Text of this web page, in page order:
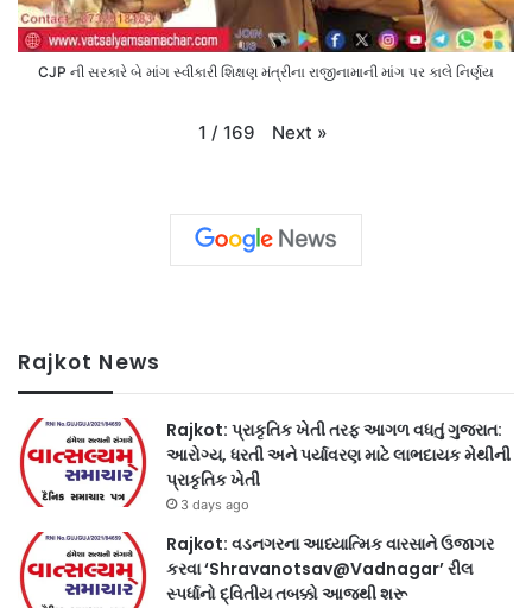
CJP ની સરકારે બે માંગ સ્વીકારી શિક્ષણ મંત્રીના રાજીનામાની માંગ પર કાલે નિર્ણય
1 / 169 Next »
Rajkot News
Rajkot: પ્રાકૃતિક ખેતી તરફ આગળ વધતું ગુજરાત:
આરોગ્ય, ધરતી અને પર્યાવરણ માટે લાભદાયક મેથીની
પ્રાકૃતિક ખેતી
3 days ago
Rajkot: વડનગરના આધ્યાત્મિક વારસાને ઉજાગર
કરવા ‘Shravanotsav@Vadnagar’ રીલ
સ્પર્ધાનો દ્વિતીય તબક્કો આજથી શરૂ